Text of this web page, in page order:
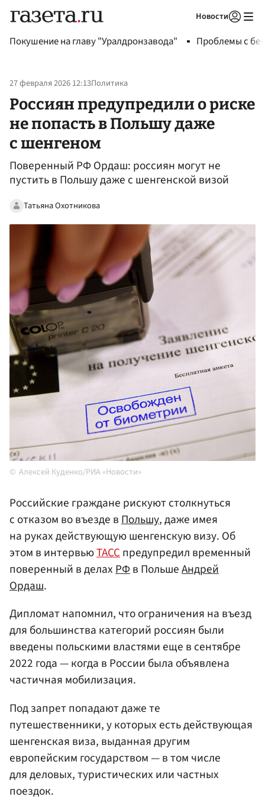
Новости
Покушение на главу "Уралдронзавода" Проблемы с
27 февраля 2026 12:13Политика
Россиян предупредили о риске
не попасть в Польшу даже
с шенгеном
Поверенный РФ Ордаш: россиян могут не
пустить в Польшу даже с шенгенской визой
Татьяна Охотникова
Алексей Куденко/РИА «Новости»
Российские граждане рискуют столкнуться
с отказом во въезде вПольшу, даже имея
на руках действующую шенгенскую визу. Об
этом в интервьюТАССпредупредил временный
поверенный в делахРФв ПольшеАндрей
Ордаш.
Дипломат напомнил, что ограничения на въезд
для большинства категорий россиян были
введены польскими властями еще в сентябре
2022 года — когда в России была объявлена
частичная мобилизация.
Под запрет попадают даже те
путешественники, у которых есть действующая
шенгенская виза, выданная другим
европейским государством — в том числе
для деловых, туристических или частных
поездок.